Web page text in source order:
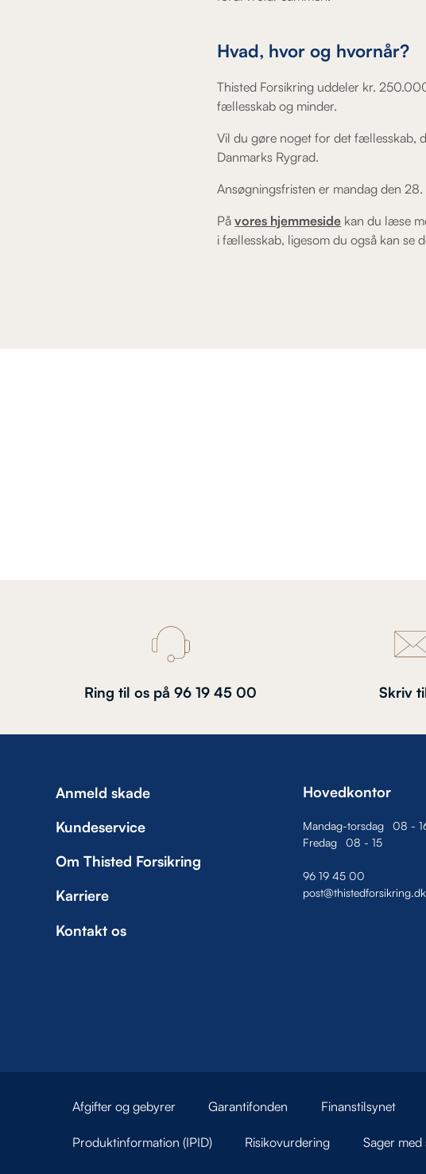
Hvad, hvor og hvornår?
Thisted Forsikring uddeler kr.
fællesskab og minder.
Vil du gøre noget for det fællesskab,
Danmarks Rygrad.
Ansøgningsfristen er mandag den 28.
Påvores hjemmeside kan du læse
i fællesskab, ligesom du også kan se
Ring til os på 96 19 45 00 Skriv
Anmeld skade
Kundeservice
Om Thisted Forsikring
Karriere
Kontakt os
Hovedkontor
Mandag-torsdag 08 -
Fredag
08 - 15
96 19 45 00
post@thistedforsikring.dk
Afgifter og gebyrer Garantifonden Finanstilsynet
Produktinformation (IPID) Risikovurdering Sager